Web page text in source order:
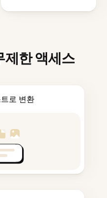
제한 액세스
로 변환